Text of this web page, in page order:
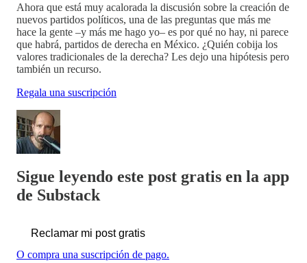
Ahora que está muy acalorada la discusión sobre la creación de
nuevos partidos políticos, una de las preguntas que más me
hace la gente –y más me hago yo– es por qué no hay, ni parece
que habrá, partidos de derecha en México. ¿Quién cobija los
valores tradicionales de la derecha? Les dejo una hipótesis pero
también un recurso.
Regala una suscripción
Sigue leyendo este post gratis en la app
de Substack
Reclamar mi post gratis
O compra una suscripción de pago.